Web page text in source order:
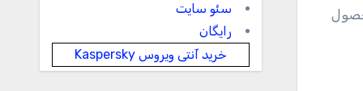
محصول
سئو سایت
رایگان
خرید آنتی ویروس Kaspersky